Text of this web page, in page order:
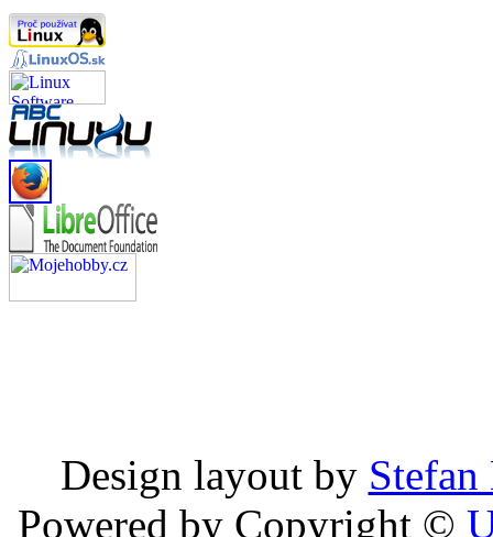
Design layout by Stefan
Powered by Copyright ©